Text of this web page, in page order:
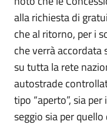
alla richiesta di
che al ritorno, per i
che verrà
su tutta la rete
autostrade
tipo “aperto”, sia
seggio sia per